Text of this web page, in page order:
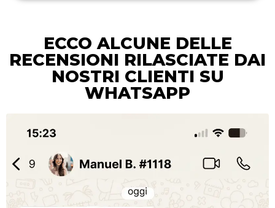
ECCO ALCUNE DELLE
RECENSIONI RILASCIATE DAI
NOSTRI CLIENTI SU
WHATSAPP